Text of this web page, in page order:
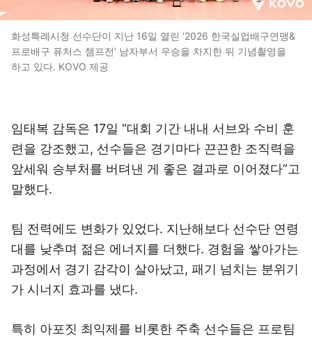
화성특례시청 선수단이 지난 16일 열린 ‘2026 한국실업배구연맹&
프로배구 퓨처스 챔프전’ 남자부서 우승을 차지한 뒤 기념촬영을
하고 있다. KOVO 제공
임태복 감독은 17일 “대회 기간 내내 서브와 수비 훈
련을 강조했고, 선수들은 경기마다 끈끈한 조직력을
앞세워 승부처를 버텨낸 게 좋은 결과로 이어졌다”고
말했다.
팀 전력에도 변화가 있었다. 지난해보다 선수단 연령
대를 낮추며 젊은 에너지를 더했다. 경험을 쌓아가는
과정에서 경기 감각이 살아났고, 패기 넘치는 분위기
가 시너지 효과를 냈다.
특히 아포짓 최익제를 비롯한 주축 선수들은 프로팀